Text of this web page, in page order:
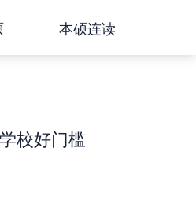
本硕连读
校好门槛